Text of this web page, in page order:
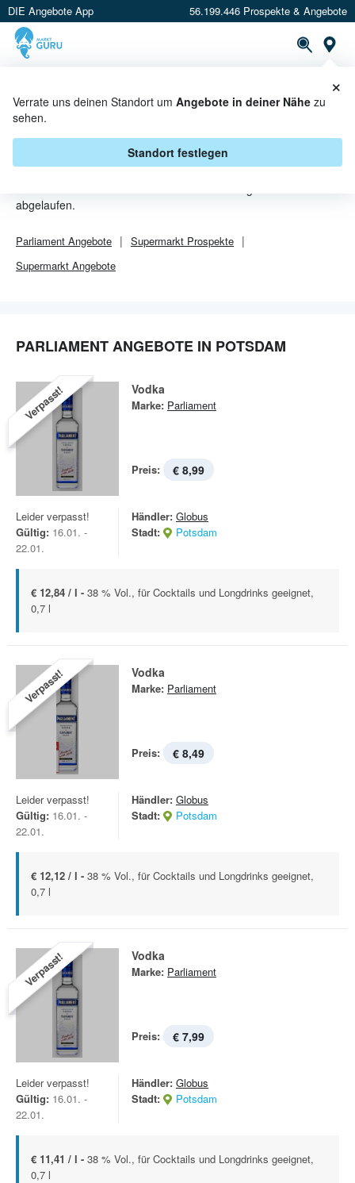
DIE Angebote App 56.199.446 Prospekte & Angebote
Verrate uns deinen Standort um Angebote in deiner Nähe zu
sehen.
Standort festlegen
×
PARLIAMENT ANGEBOTE IN
abgelaufen.
Parliament Angebote Supermarkt Prospekte
Supermarkt Angebote
PARLIAMENT ANGEBOTE IN POTSDAM
Verpasst! Vodka
Marke: Parliament
Preis: € 8,99
Leider verpasst!
Gültig: 16.01. -
22.01.
Händler: Globus
Stadt:
Potsdam
€ 12,84 / l - 38 % Vol., für Cocktails und Longdrinks geeignet,
0,7 l
Verpasst! Vodka
Marke: Parliament
Preis: € 8,49
Leider verpasst!
Gültig: 16.01. -
22.01.
Händler: Globus
Stadt:
Potsdam
€ 12,12 / l - 38 % Vol., für Cocktails und Longdrinks geeignet,
0,7 l
Verpasst! Vodka
Marke: Parliament
Preis: € 7,99
Leider verpasst!
Gültig: 16.01. -
22.01.
Händler: Globus
Stadt:
Potsdam
€ 11,41 / l - 38 % Vol., für Cocktails und Longdrinks geeignet,
0,7 l